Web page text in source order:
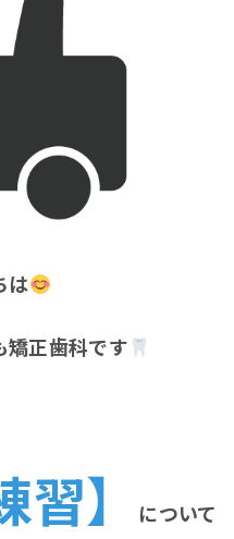
は
矯正歯科です
習】 について